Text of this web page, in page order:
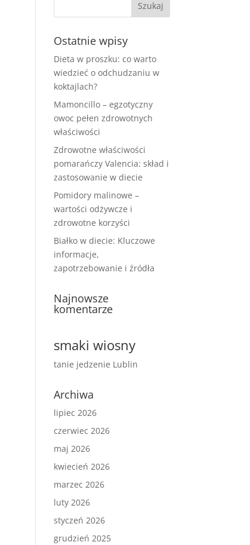
Ostatnie wpisy
Dieta w proszku: co warto
wiedzieć o odchudzaniu w
koktajlach?
Mamoncillo – egzotyczny
owoc pełen zdrowotnych
właściwości
Zdrowotne właściwości
pomarańczy Valencia: skład i
zastosowanie w diecie
Pomidory malinowe –
wartości odżywcze i
zdrowotne korzyści
Białko w diecie: Kluczowe
informacje,
zapotrzebowanie i źródła
Najnowsze
komentarze
smaki wiosny
tanie jedzenie Lublin
Archiwa
lipiec 2026
czerwiec 2026
maj 2026
kwiecień 2026
marzec 2026
luty 2026
styczeń 2026
grudzień 2025